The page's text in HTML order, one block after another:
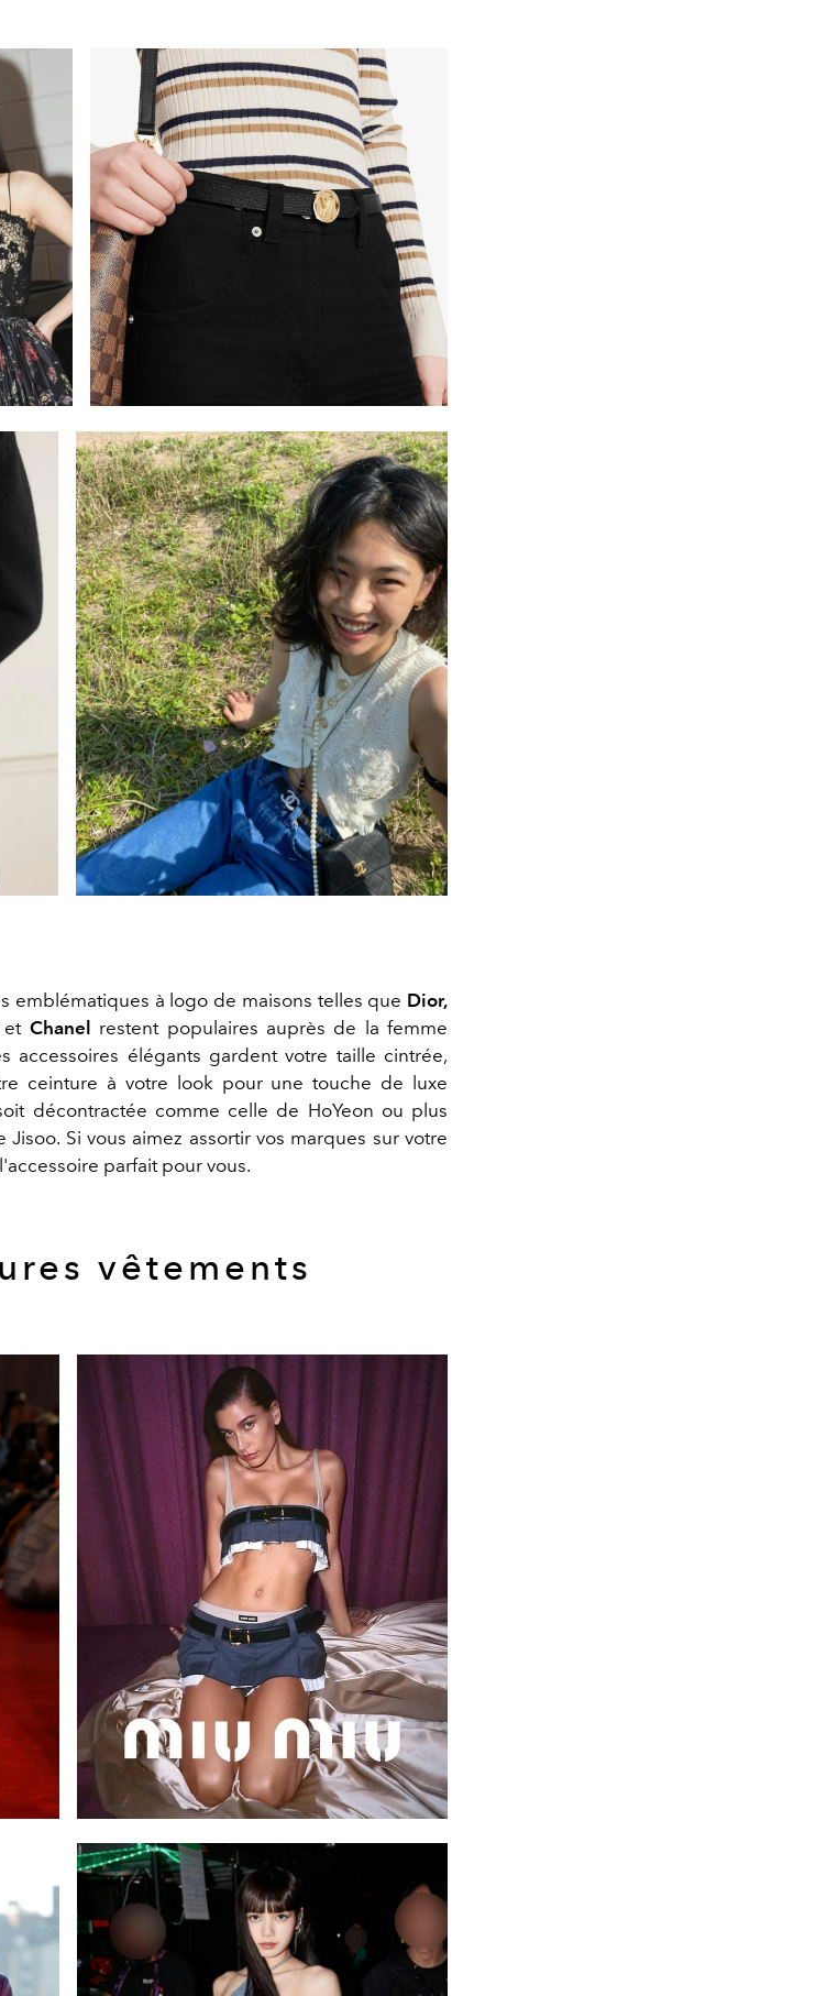
emblématiques à logo de maisons telles que Dior,
et Chanel restent populaires auprès de la femme
accessoires élégants gardent votre taille cintrée,
ceinture à votre look pour une touche de luxe
décontractée comme celle de HoYeon ou plus
Si vous aimez assortir vos marques sur votre
parfait pour vous.
vêtements